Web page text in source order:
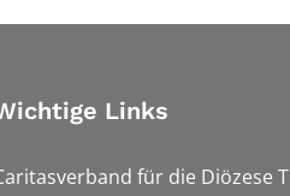
Links
für die Diözese